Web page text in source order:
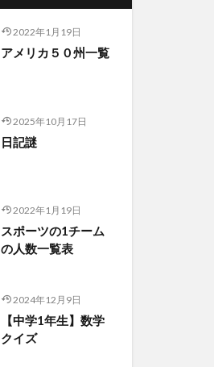
2022年1月19日
アメリカ５０州一覧
2025年10月17日
日記謎
2022年1月19日
スポーツの1チーム
の人数一覧表
2024年12月9日
【中学1年生】数学
クイズ